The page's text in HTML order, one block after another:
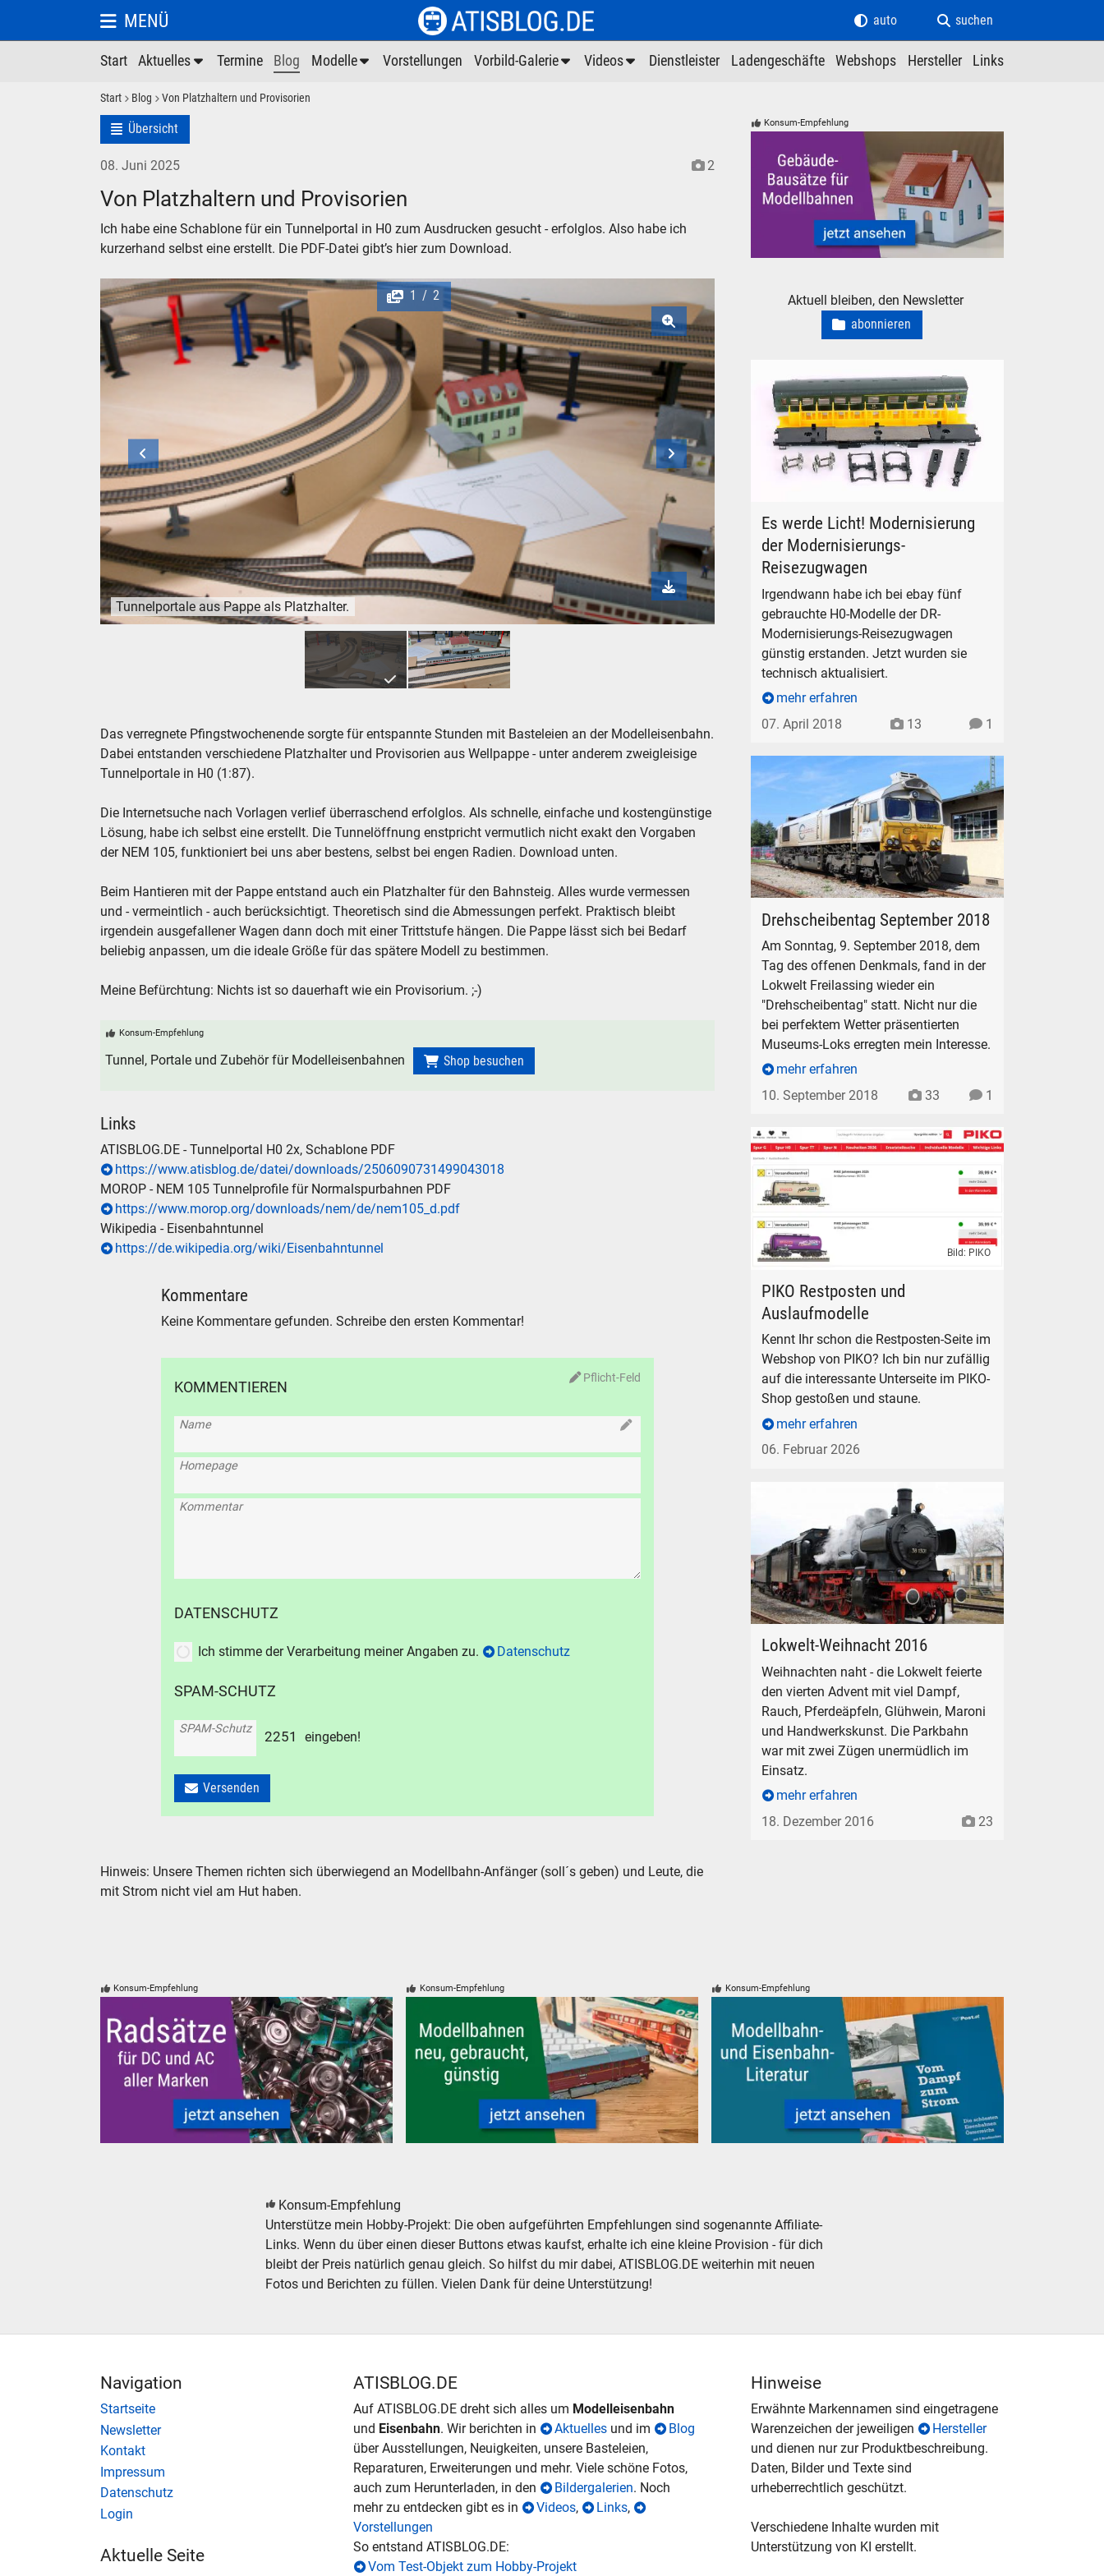
Start Aktuelles Termine Blog Modelle Vorstellungen Vorbild-Galerie Videos Dienstleister Ladengeschäfte Webshops Hersteller Links
MENÜ suchen
auto
Start Blog Von Platzhaltern und Provisorien
Übersicht
08. Juni 2025 2
Von Platzhaltern und Provisorien
Ich habe eine Schablone für ein Tunnelportal in H0 zum Ausdrucken gesucht - erfolglos. Also habe ich
kurzerhand selbst eine erstellt. Die PDF-Datei gibt’s hier zum Download.
Tunnelportale aus Pappe als Platzhalter.
Tunnelportale aus Pappe als Platzhalter.
Bahnsteig-Platzhalter aus Pappe.
Bahnsteig-Platzhalter aus Pappe.
1 / 2
Das verregnete Pfingstwochenende sorgte für entspannte Stunden mit Basteleien an der Modelleisenbahn.
Dabei entstanden verschiedene Platzhalter und Provisorien aus Wellpappe - unter anderem zweigleisige
Tunnelportale in H0 (1:87).
Die Internetsuche nach Vorlagen verlief überraschend erfolglos. Als schnelle, einfache und kostengünstige
Lösung, habe ich selbst eine erstellt. Die Tunnelöffnung enstpricht vermutlich nicht exakt den Vorgaben
der NEM 105, funktioniert bei uns aber bestens, selbst bei engen Radien. Download unten.
Beim Hantieren mit der Pappe entstand auch ein Platzhalter für den Bahnsteig. Alles wurde vermessen
und - vermeintlich - auch berücksichtigt. Theoretisch sind die Abmessungen perfekt. Praktisch bleibt
irgendein ausgefallener Wagen dann doch mit einer Trittstufe hängen. Die Pappe lässt sich bei Bedarf
beliebig anpassen, um die ideale Größe für das spätere Modell zu bestimmen.
Meine Befürchtung: Nichts ist so dauerhaft wie ein Provisorium. ;-)
Konsum-Empfehlung
Tunnel, Portale und Zubehör für Modelleisenbahnen Shop besuchen
Links
ATISBLOG.DE - Tunnelportal H0 2x, Schablone PDF
https://www.atisblog.de/datei/downloads/2506090731499043018
MOROP - NEM 105 Tunnelprofile für Normalspurbahnen PDF
https://www.morop.org/downloads/nem/de/nem105_d.pdf
Wikipedia - Eisenbahntunnel
https://de.wikipedia.org/wiki/Eisenbahntunnel
Kommentare
Keine Kommentare gefunden. Schreibe den ersten Kommentar!
Pflicht-Feld
KOMMENTIEREN
Name
Homepage
Kommentar
DATENSCHUTZ
Ich stimme der Verarbeitung meiner Angaben zu. Datenschutz
SPAM-SCHUTZ
SPAM-Schutz 2251 eingeben!
Versenden
Hinweis: Unsere Themen richten sich überwiegend an Modellbahn-Anfänger (soll´s geben) und Leute, die
mit Strom nicht viel am Hut haben.
Konsum-Empfehlung
Aktuell bleiben, den Newsletter
abonnieren
Es werde Licht! Modernisierung
der Modernisierungs-
Reisezugwagen
Irgendwann habe ich bei ebay fünf
gebrauchte H0-Modelle der DR-
Modernisierungs-Reisezugwagen
günstig erstanden. Jetzt wurden sie
technisch aktualisiert.
mehr erfahren
07. April 2018
13 1
Drehscheibentag September 2018
Am Sonntag, 9. September 2018, dem
Tag des offenen Denkmals, fand in der
Lokwelt Freilassing wieder ein
"Drehscheibentag" statt. Nicht nur die
bei perfektem Wetter präsentierten
Museums-Loks erregten mein Interesse.
mehr erfahren
10. September 2018
33 1
Bild: PIKO
PIKO Restposten und
Auslaufmodelle
Kennt Ihr schon die Restposten-Seite im
Webshop von PIKO? Ich bin nur zufällig
auf die interessante Unterseite im PIKO-
Shop gestoßen und staune.
mehr erfahren
06. Februar 2026
Lokwelt-Weihnacht 2016
Weihnachten naht - die Lokwelt feierte
den vierten Advent mit viel Dampf,
Rauch, Pferdeäpfeln, Glühwein, Maroni
und Handwerkskunst. Die Parkbahn
war mit zwei Zügen unermüdlich im
Einsatz.
mehr erfahren
18. Dezember 2016
23
Konsum-Empfehlung Konsum-Empfehlung Konsum-Empfehlung
Konsum-Empfehlung
Unterstütze mein Hobby-Projekt: Die oben aufgeführten Empfehlungen sind sogenannte Affiliate-
Links. Wenn du über einen dieser Buttons etwas kaufst, erhalte ich eine kleine Provision - für dich
bleibt der Preis natürlich genau gleich. So hilfst du mir dabei, ATISBLOG.DE weiterhin mit neuen
Fotos und Berichten zu füllen. Vielen Dank für deine Unterstützung!
Navigation
Startseite
Newsletter
Kontakt
Impressum
Datenschutz
Login
Aktuelle Seite
ATISBLOG.DE
Auf ATISBLOG.DE dreht sich alles um Modelleisenbahn
und Eisenbahn. Wir berichten in Aktuelles und im
Blog
über Ausstellungen, Neuigkeiten, unsere Basteleien,
Reparaturen, Erweiterungen und mehr. Viele schöne Fotos,
auch zum Herunterladen, in den
Bildergalerien. Noch
mehr zu entdecken gibt es in
Videos, Links,
Vorstellungen
So entstand ATISBLOG.DE:
Vom Test-Objekt zum Hobby-Projekt
Hinweise
Erwähnte Markennamen sind eingetragene
Warenzeichen der jeweiligen
Hersteller
und dienen nur zur Produktbeschreibung.
Daten, Bilder und Texte sind
urheberrechtlich geschützt.
Verschiedene Inhalte wurden mit
Unterstützung von KI erstellt.
SUCHEN
Durchsuchen